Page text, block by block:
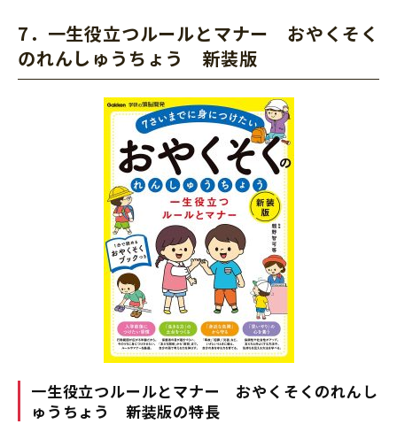
7．一生役立つルールとマナー おやくそく
のれんしゅうちょう 新装版
一生役立つルールとマナー おやくそくのれんし
ゅうちょう 新装版の特長